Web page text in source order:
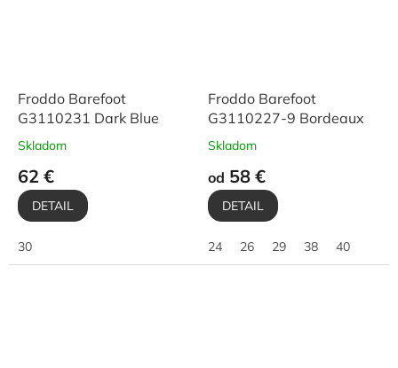
Froddo Barefoot
G3110231 Dark Blue
Skladom
62 €
DETAIL
30
Froddo Barefoot
G3110227-9 Bordeaux
Skladom
od 58 €
DETAIL
24 26 29 38 40